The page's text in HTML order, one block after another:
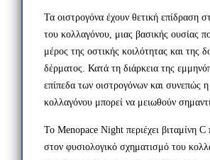
Τα οιστρογόνα έχουν θετική επίδραση
του κολλαγόνου, μιας βασικής ουσίας
μέρος της οστικής κοιλότητας και της
δέρματος. Κατά τη διάρκεια της
επίπεδα των οιστρογόνων και συνεπώς
κολλαγόνου μπορεί να μειωθούν
Το Menopace Night περιέχει βιταμίνη
στον φυσιολογικό σχηματισμό του